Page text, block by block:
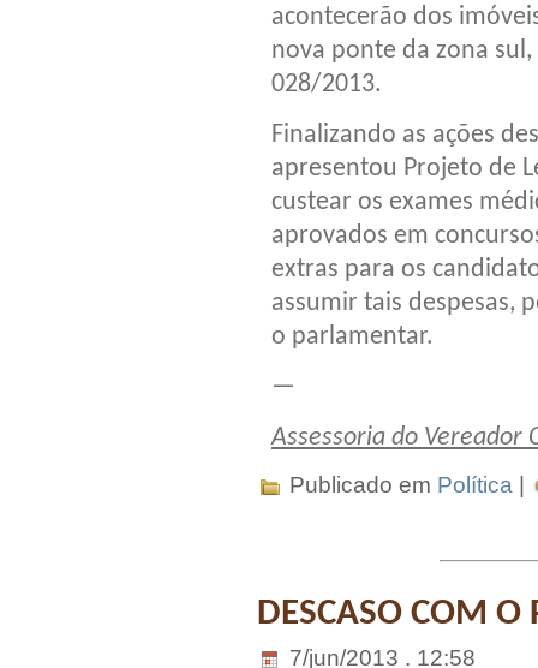
acontecerão dos
nova ponte da zona
028/2013.
Finalizando as ações
apresentou Projeto de
custear os exames
aprovados em
extras para os
assumir tais despesas,
o parlamentar.
—
Assessoria do Vereador
Publicado em Política
DESCASO COM O
7/jun/2013 . 12:58